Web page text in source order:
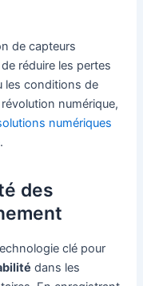
de capteurs
réduire les pertes
les conditions de
numérique,
numériques
.
des
clé pour
dans les